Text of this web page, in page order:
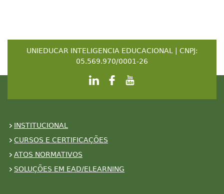
UNIEDUCAR INTELIGENCIA EDUCACIONAL | CNPJ:
05.569.970/0001-26
INSTITUCIONAL
CURSOS E CERTIFICAÇÕES
ATOS NORMATIVOS
SOLUÇÕES EM EAD/ELEARNING